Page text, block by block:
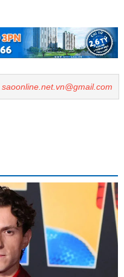
saoonline.net.vn@gmail.com